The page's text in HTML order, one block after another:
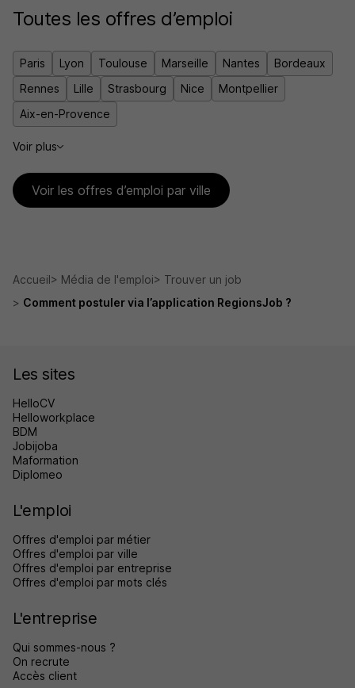
Toutes les offres d’emploi
Paris Lyon Toulouse Marseille Nantes
Bordeaux
Rennes
Lille Strasbourg Nice
Montpellier
Aix-en-Provence
Voir plus
Voir les offres d’emploi par ville
Accueil Média de l'emploi
Trouver un job
Comment postuler via l’application RegionsJob ?
Les sites
HelloCV
Helloworkplace
BDM
Jobijoba
Maformation
Diplomeo
L'emploi
Offres d'emploi par métier
Offres d'emploi par ville
Offres d'emploi par entreprise
Offres d'emploi par mots clés
L'entreprise
Qui sommes-nous ?
On recrute
Accès client